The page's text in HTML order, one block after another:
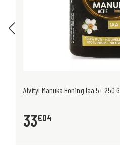
Alvityl Manuka Honing Iaa 5+ 250 G
33€04